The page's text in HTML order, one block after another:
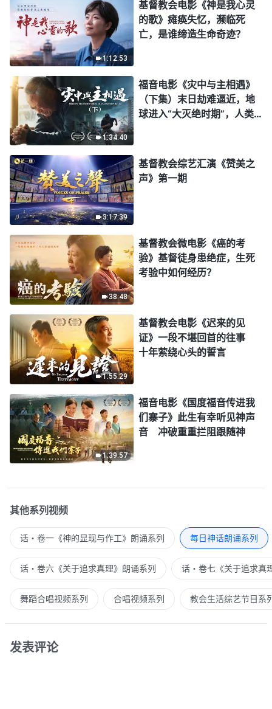
1:12:53
基督教会电影《神是我心灵
的歌》瘫痪失忆，濒临死
亡，是谁缔造生命奇迹？
1:34:40
福音电影《灾中与主相遇》
（下集）末日劫难逼近，地
球进入“大灭绝时期”，人类
3:17:39
基督教会综艺汇演《赞美之
声》第一期
38:48
基督教会微电影《癌的考
验》基督徒身患绝症，生死
考验中如何经历？
1:55:29
基督教会电影《迟来的见
证》一段不堪回首的往事
十年萦绕心头的誓言
1:39:57
福音电影《国度福音传进我
们寨子》此生有幸听见神声
音 冲破重重拦阻跟随神
其他系列视频
话・卷一《神的显现与作工》朗诵系列 每日神话朗诵系列
话・卷六《关于追求真理》朗诵系列 话・卷七《关于追求真
舞蹈合唱视频系列 合唱视频系列 教会生活综艺节目系
发表评论